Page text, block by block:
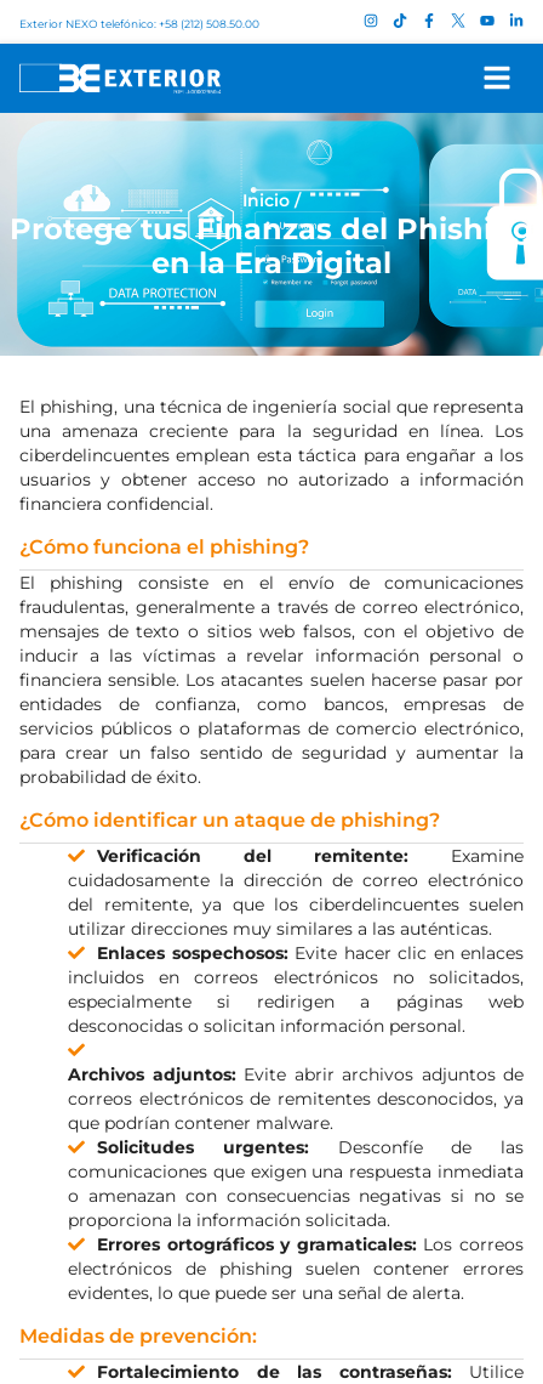
Exterior NEXO telefónico: +58 (212) 508.50.00
Inicio /
Protege tus Finanzas del Phishing
en la Era Digital
El phishing, una técnica de ingeniería social que representa
una amenaza creciente para la seguridad en línea. Los
ciberdelincuentes emplean esta táctica para engañar a los
usuarios y obtener acceso no autorizado a información
financiera confidencial.
¿Cómo funciona el phishing?
El phishing consiste en el envío de comunicaciones
fraudulentas, generalmente a través de correo electrónico,
mensajes de texto o sitios web falsos, con el objetivo de
inducir a las víctimas a revelar información personal o
financiera sensible. Los atacantes suelen hacerse pasar por
entidades de confianza, como bancos, empresas de
servicios públicos o plataformas de comercio electrónico,
para crear un falso sentido de seguridad y aumentar la
probabilidad de éxito.
¿Cómo identificar un ataque de phishing?
Verificación del remitente: Examine
cuidadosamente la dirección de correo electrónico
del remitente, ya que los ciberdelincuentes suelen
utilizar direcciones muy similares a las auténticas.
Enlaces sospechosos:Evite hacer clic en enlaces
incluidos en correos electrónicos no solicitados,
especialmente si redirigen a páginas web
desconocidas o solicitan información personal.
Archivos adjuntos:Evite abrir archivos adjuntos de
correos electrónicos de remitentes desconocidos, ya
que podrían contener malware.
Solicitudes urgentes:Desconfíe de las
comunicaciones que exigen una respuesta inmediata
o amenazan con consecuencias negativas si no se
proporciona la información solicitada.
Errores ortográficos y gramaticales:Los correos
electrónicos de phishing suelen contener errores
evidentes, lo que puede ser una señal de alerta.
Medidas de prevención:
Fortalecimiento de las contraseñas:Utilice